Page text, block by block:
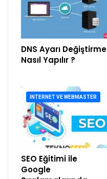
DNS Ayarı Değiştirme
Nasıl Yapılır ?
İNTERNET VE WEBMASTER
SEO Eğitimi ile
Google